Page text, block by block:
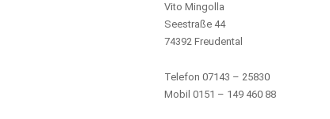
Vito Mingolla
Seestraße 44
74392 Freudental
Telefon 07143 – 25830
Mobil 0151 – 149 460 88